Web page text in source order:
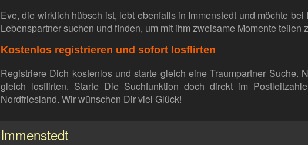
Eve, die wirklich hübsch ist, lebt ebenfalls in Immenstedt und möchte
Lebenspartner suchen und finden, um mit ihm zweisame Momente teilen
Kostenlos registrieren und sofort losflirten
Registriere Dich kostenlos und starte gleich eine Traumpartner Suche.
gleich losflirten. Starte Die Suchfunktion doch direkt im
Nordfriesland. Wir wünschen Dir viel Glück!
Immenstedt